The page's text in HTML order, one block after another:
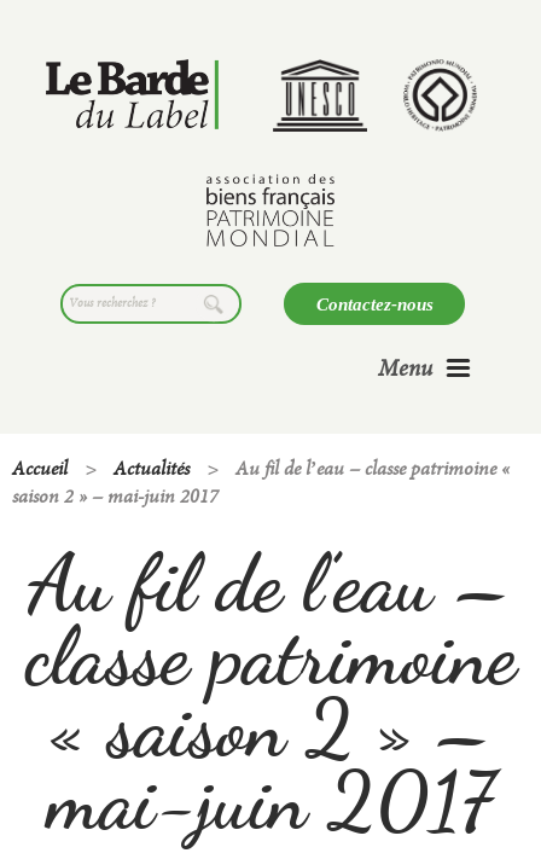
content
Search
for:
Contactez-nous
Menu
Accueil > Actualités >
Au fil de l’eau – classe patrimoine «
saison 2 » – mai-juin 2017
Au fil de l’eau –
classe patrimoine
« saison 2 » –
mai-juin 2017